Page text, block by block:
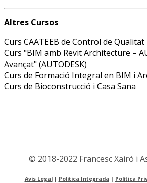
Altres Cursos
Curs CAATEEB de Control de Qualitat
Curs "BIM amb Revit Architecture –
Avançat" (AUTODESK)
Curs de Formació Integral en BIM i
Curs de Bioconstrucció i Casa Sana
© 2018-2022 Francesc Xairó i
Avís Legal| Política Integrada | Política